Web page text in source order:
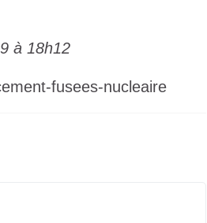
à 18h12
fusees-nucleaire